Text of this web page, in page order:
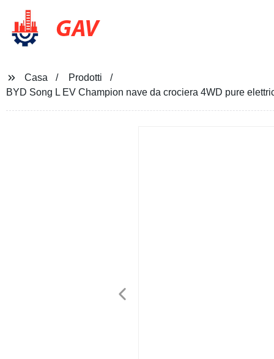
GAV
Casa
Prodotti
BYD Song L EV Champion nave da crociera 4WD pure